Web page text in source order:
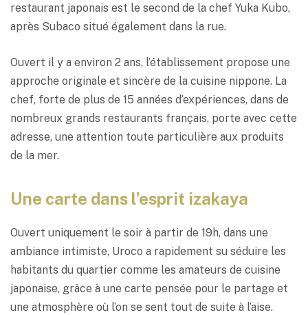
restaurant japonais est le second de la chef Yuka Kubo,
après Subaco situé également dans la rue.
Ouvert il y a environ 2 ans, l’établissement propose une
approche originale et sincère de la cuisine nippone. La
chef, forte de plus de 15 années d’expériences, dans de
nombreux grands restaurants français, porte avec cette
adresse, une attention toute particulière aux produits
de la mer.
Une carte dans l’esprit izakaya
Ouvert uniquement le soir à partir de 19h, dans une
ambiance intimiste, Uroco a rapidement su séduire les
habitants du quartier comme les amateurs de cuisine
japonaise, grâce à une carte pensée pour le partage et
une atmosphère où l’on se sent tout de suite à l’aise.